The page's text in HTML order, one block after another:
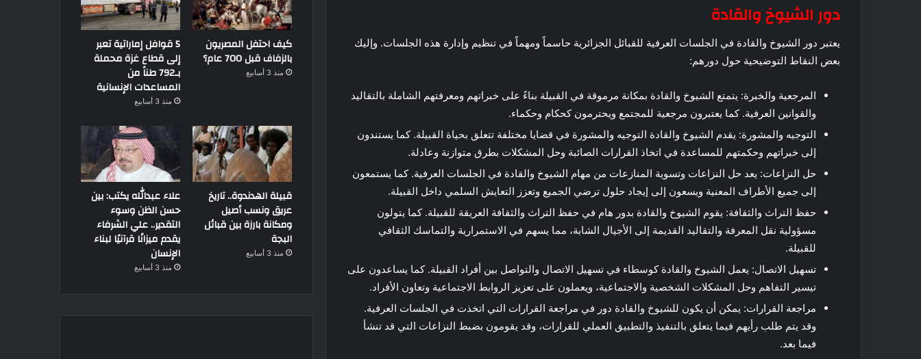
دور الشيوخ والقادة
يعتبر دور الشيوخ والقادة في الجلسات العرفية للقبائل الجزائرية حاسماً ومهماً في تنظيم وإدارة هذه الجلسات. وإليك
بعض النقاط التوضيحية حول دورهم:
المرجعية والخبرة: يتمتع الشيوخ والقادة بمكانة مرموقة في القبيلة بناءً على خبراتهم ومعرفتهم الشاملة بالتقاليد
والقوانين العرفية. كما يعتبرون مرجعية للمجتمع ويحترمون كحكام وحكماء.
التوجيه والمشورة: يقدم الشيوخ والقادة التوجيه والمشورة في قضايا مختلفة تتعلق بحياة القبيلة. كما يستندون
إلى خبراتهم وحكمتهم للمساعدة في اتخاذ القرارات الصائبة وحل المشكلات بطرق متوازنة وعادلة.
حل النزاعات: يعد حل النزاعات وتسوية المنازعات من مهام الشيوخ والقادة في الجلسات العرفية. كما يستمعون
إلى جميع الأطراف المعنية ويسعون إلى إيجاد حلول ترضي الجميع وتعزز التعايش السلمي داخل القبيلة.
حفظ التراث والثقافة: يقوم الشيوخ والقادة بدور هام في حفظ التراث والثقافة العريقة للقبيلة. كما يتولون
مسؤولية نقل المعرفة والتقاليد القديمة إلى الأجيال الشابة، مما يسهم في الاستمرارية والتماسك الثقافي
للقبيلة.
تسهيل الاتصال: يعمل الشيوخ والقادة كوسطاء في تسهيل الاتصال والتواصل بين أفراد القبيلة. كما يساعدون على
تيسير التفاهم وحل المشكلات الشخصية والاجتماعية، ويعملون على تعزيز الروابط الاجتماعية وتعاون الأفراد.
مراجعة القرارات: يمكن أن يكون للشيوخ والقادة دور في مراجعة القرارات التي اتخذت في الجلسات العرفية.
وقد يتم طلب رأيهم فيما يتعلق بالتنفيذ والتطبيق العملي للقرارات، وقد يقومون بضبط النزاعات التي قد تنشأ
فيما بعد.
كيف احتفل المصريون
بالزفاف قبل 700 عام؟
منذ 3 أسابيع
5 قوافل إماراتية تعبر
إلى قطاع غزة محملة
بـ792 طناً من
المساعدات الإنسانية
منذ 3 أسابيع
قبيلة الهدندوة.. تاريخ
عريق ونسب أصيل
ومكانة بارزة بين قبائل
البجة
منذ 3 أسابيع
علاء عبدالله يكتب: بين
حسن الظن وسوء
التقدير.. علي الشرفاء
يقدم ميزانًا قرآنيًا لبناء
الإنسان
منذ 3 أسابيع